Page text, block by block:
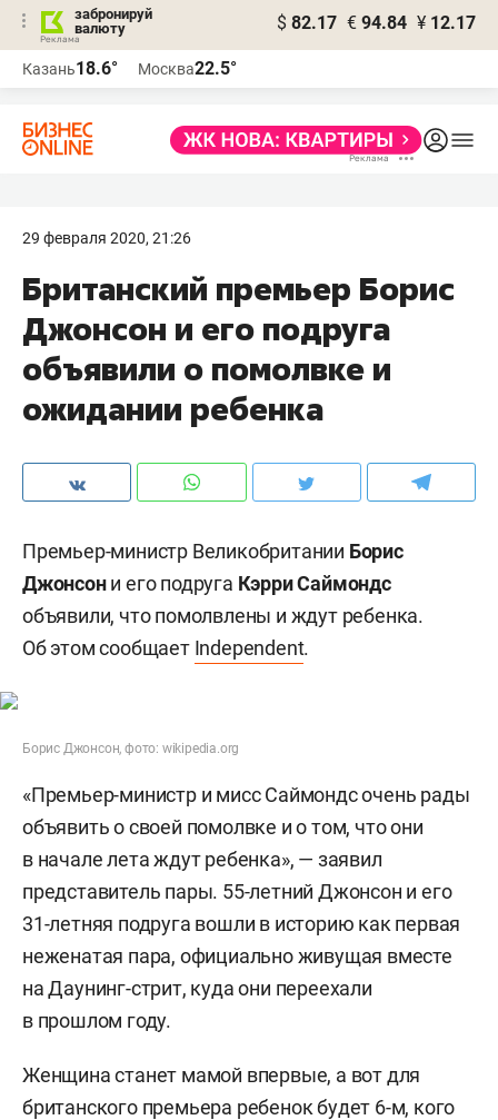
забронируй
валюту
$ 82.17 € 94.84 ¥ 12.17
Казань18.6° Москва22.5°
29 февраля 2020, 21:26
Британский премьер Борис
Джонсон и его подруга
объявили о помолвке и
ожидании ребенка
Премьер-министр Великобритании Борис
Джонсони его подруга Кэрри Саймондс
объявили, что помолвлены и ждут ребенка.
Об этом сообщает Independent.
Борис Джонсон, фото: wikipedia.org
«Премьер-министр и мисс Саймондс очень рады
объявить о своей помолвке и о том, что они
в начале лета ждут ребенка», — заявил
представитель пары. 55-летний Джонсон и его
31-летняя подруга вошли в историю как первая
неженатая пара, официально живущая вместе
на Даунинг-стрит, куда они переехали
в прошлом году.
Женщина станет мамой впервые, а вот для
британского премьера ребенок будет 6-м, кого